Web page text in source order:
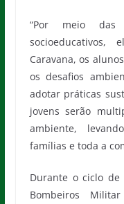
“Por meio
socioeducativos,
Caravana, os
os desafios
adotar práticas
jovens serão
ambiente,
famílias e toda a
Durante o ciclo
Bombeiros